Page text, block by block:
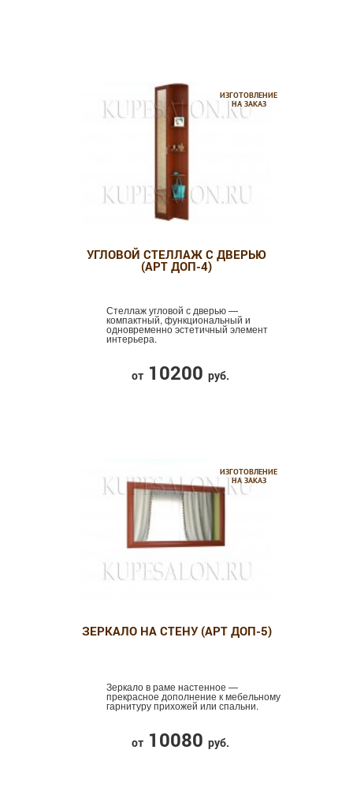
ИЗГОТОВЛЕНИЕ
НА ЗАКАЗ
УГЛОВОЙ СТЕЛЛАЖ С ДВЕРЬЮ
(АРТ ДОП-4)
Стеллаж угловой с дверью —
компактный, функциональный и
одновременно эстетичный элемент
интерьера.
от 10200 руб.
ИЗГОТОВЛЕНИЕ
НА ЗАКАЗ
ЗЕРКАЛО НА СТЕНУ (АРТ ДОП-5)
Зеркало в раме настенное —
прекрасное дополнение к мебельному
гарнитуру прихожей или спальни.
от 10080 руб.